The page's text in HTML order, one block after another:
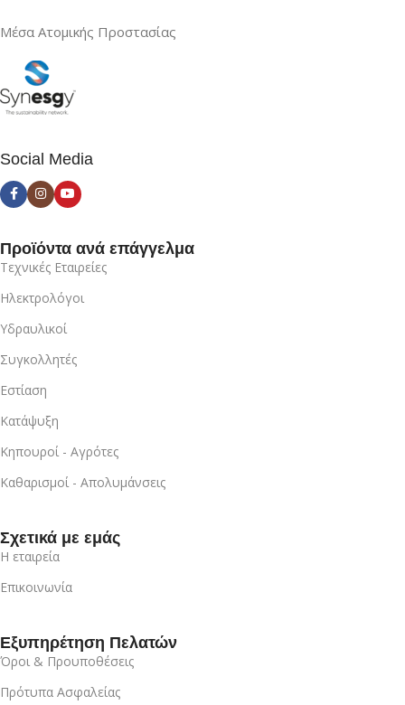
Μέσα Ατομικής Προστασίας
Social Media
Προϊόντα ανά επάγγελμα
Τεχνικές Εταιρείες
Ηλεκτρολόγοι
Υδραυλικοί
Συγκολλητές
Εστίαση
Κατάψυξη
Κηπουροί - Αγρότες
Καθαρισμοί - Απολυμάνσεις
Σχετικά με εμάς
Η εταιρεία
Επικοινωνία
Εξυπηρέτηση Πελατών
Όροι & Προυποθέσεις
Πρότυπα Ασφαλείας